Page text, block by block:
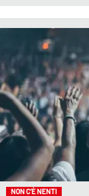
NON C’È NENTI